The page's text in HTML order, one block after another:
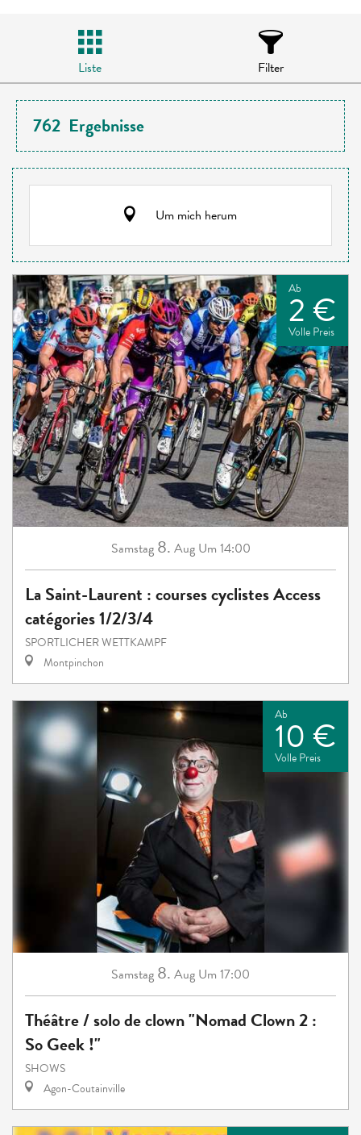
Liste Filter
762 Ergebnisse
Um mich herum
Ab
2 €
Volle Preis
Samstag 8. Aug Um 14:00
La Saint-Laurent : courses cyclistes Access
catégories 1/2/3/4
SPORTLICHER WETTKAMPF
Montpinchon
Ab
10 €
Volle Preis
Samstag 8. Aug Um 17:00
Théâtre / solo de clown "Nomad Clown 2 :
So Geek !"
SHOWS
Agon-Coutainville